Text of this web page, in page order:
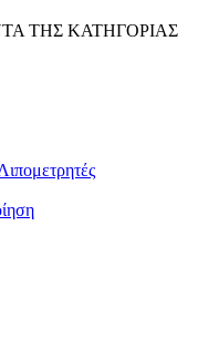
ΤΗΣ ΚΑΤΗΓΟΡΙΑΣ